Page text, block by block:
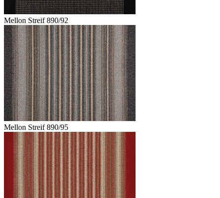
Mellon Streif 890/92
Mellon Streif 890/95